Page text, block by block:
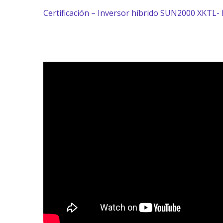
Certificación – Inversor híbrido SUN2000 XKTL-